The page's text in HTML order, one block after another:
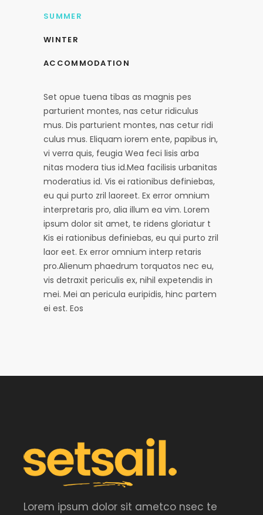
SUMMER
WINTER
ACCOMMODATION
Set opue tuena tibas as magnis pes
parturient montes, nas cetur ridiculus
mus. Dis parturient montes, nas cetur ridi
culus mus. Eliquam iorem ente, papibus in,
vi verra quis, feugia Wea feci lisis arba
nitas modera tius id.Mea facilisis urbanitas
moderatius id. Vis ei rationibus definiebas,
eu qui purto zril laoreet. Ex error omnium
interpretaris pro, alia illum ea vim. Lorem
ipsum dolor sit amet, te ridens gloriatur t
Kis ei rationibus definiebas, eu qui purto zril
laor eet. Ex error omnium interp retaris
pro.Alienum phaedrum torquatos nec eu,
vis detraxit periculis ex, nihil expetendis in
mei. Mei an pericula euripidis, hinc partem
ei est. Eos
Lorem ipsum dolor sit ametco nsec te